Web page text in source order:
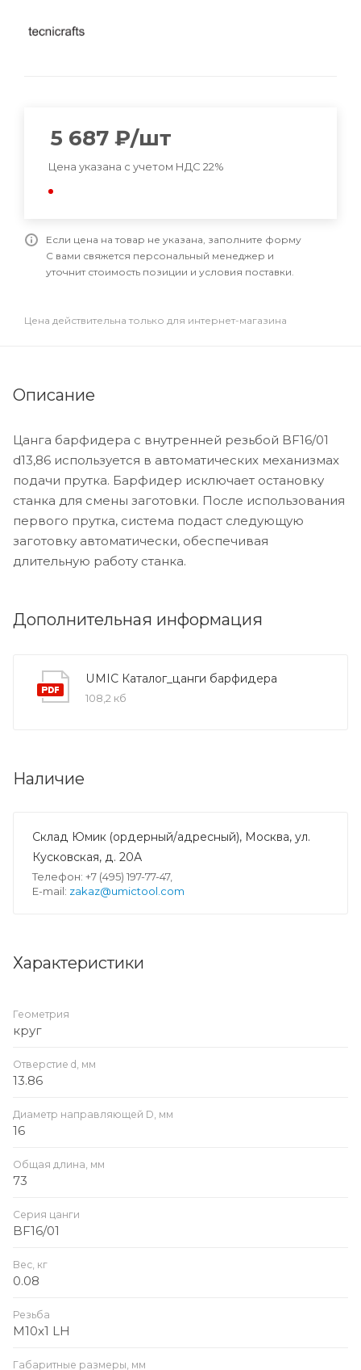
5 687 ₽/шт
Цена указана с учетом НДС 22%
Если цена на товар не указана, заполните форму
С вами свяжется персональный менеджер и
уточнит стоимость позиции и условия поставки.
Цена действительна только для интернет-магазина
Описание
Цанга барфидера с внутренней резьбой BF16/01
d13,86 используется в автоматических механизмах
подачи прутка. Барфидер исключает остановку
станка для смены заготовки. После использования
первого прутка, система подаст следующую
заготовку автоматически, обеспечивая
длительную работу станка.
Дополнительная информация
UMIC Каталог_цанги барфидера
108,2 кб
Наличие
Склад Юмик (ордерный/адресный), Москва, ул.
Кусковская, д. 20А
Телефон: +7 (495) 197-77-47,
E-mail: zakaz@umictool.com
Характеристики
Геометрия
круг
Отверстие d, мм
13.86
Диаметр направляющей D, мм
16
Общая длина, мм
73
Серия цанги
BF16/01
Вес, кг
0.08
Резьба
M10x1 LH
Габаритные размеры, мм